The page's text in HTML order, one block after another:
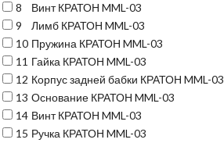
8
Винт КРАТОН MML-03
9
Лимб КРАТОН MML-03
10 Пружина КРАТОН MML-03
11 Гайка КРАТОН MML-03
12 Корпус задней бабки КРАТОН MML-03
13 Основание КРАТОН MML-03
14 Винт КРАТОН MML-03
15 Ручка КРАТОН MML-03